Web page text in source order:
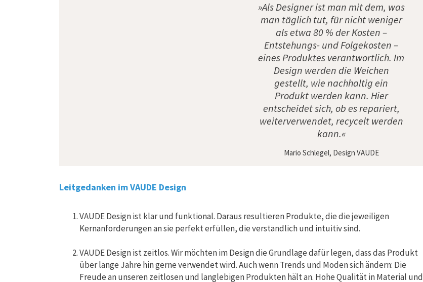
»Als Designer ist man mit dem, was
man täglich tut, für nicht weniger
als etwa 80 % der Kosten –
Entstehungs- und Folgekosten –
eines Produktes verantwortlich. Im
Design werden die Weichen
gestellt, wie nachhaltig ein
Produkt werden kann. Hier
entscheidet sich, ob es repariert,
weiterverwendet, recycelt werden
kann.«
Mario Schlegel, Design VAUDE
Leitgedanken im VAUDE Design
VAUDE Design ist klar und funktional. Daraus resultieren Produkte, die die jeweiligen
Kernanforderungen an sie perfekt erfüllen, die verständlich und intuitiv sind.
VAUDE Design ist zeitlos. Wir möchten im Design die Grundlage dafür legen, dass das Produkt
über lange Jahre hin gerne verwendet wird. Auch wenn Trends und Moden sich ändern: Die
Freude an unseren zeitlosen und langlebigen Produkten hält an. Hohe Qualität in Material und